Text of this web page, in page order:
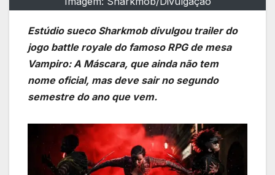
Estúdio sueco Sharkmob divulgou trailer do
jogo battle royale do famoso RPG de mesa
Vampiro: A Máscara, que ainda não tem
nome oficial, mas deve sair no segundo
semestre do ano que vem.